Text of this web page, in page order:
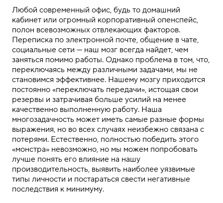
Любой современный офис, будь то домашний
кабинет или огромный корпоративный опенспейс,
полон всевозможных отвлекающих факторов.
Переписка по электронной почте, общение в чате,
социальные сети — наш мозг всегда найдет, чем
заняться помимо работы. Однако проблема в том, что,
переключаясь между различными задачами, мы не
становимся эффективнее. Нашему мозгу приходится
постоянно «переключать передачи», истощая свои
резервы и затрачивая больше усилий на менее
качественно выполненную работу. Наша
многозадачность может иметь самые разные формы
выражения, но во всех случаях неизбежно связана с
потерями. Естественно, полностью победить этого
«монстра» невозможно, но мы можем попробовать
лучше понять его влияние на нашу
производительность, выявить наиболее уязвимые
типы личности и постараться свести негативные
последствия к минимуму.